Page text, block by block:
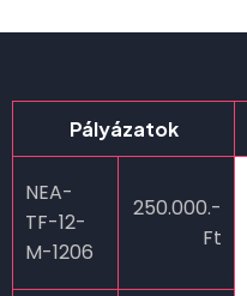
Pályázatok
NEA-
TF-12-
M-1206
250.000.-
Ft